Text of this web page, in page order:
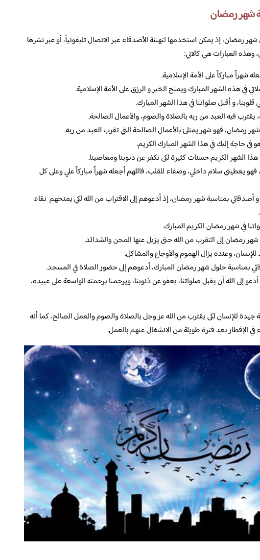
شهر رمضان
رمضان، إذ يمكن استخدمها لتهنئة الأصدقاء عبر الاتصال تليفونياً، أو عبر نشرها
وهذه العبارات هي كالاتي:
شهراً مباركاً على الأمة الإسلامية.
في هذه الشهر المبارك ويمنح الخير و الرزق على الأمة الإسلامية.
قلوبنا، و أقبل صلواتنا في هذا الشهر المبارك.
يقترب فيه العبد من ربه بالصلاة والصوم، والأعمال الصالحة.
رمضان، فهو شهر يمتلئ بالأعمال الصالحة التي تقرب العبد من ربه.
حاجة إليك في هذا الشهر المبارك الكريم.
هذا الشهر الكريم حسنات كثيرة لكى تكفر عن ذنوبنا ومعاصينا.
يعطيني سلام داخلي، وصفاء للقلب، فاللهم أجعله شهراً مباركاً علي وعلى كل
و أصدقائي بمناسبة شهر رمضان، إذ أدعوهم إلى الاقتراب من الله لكي يمنحهم نقاء
في شهر رمضان الكريم المبارك.
شهر رمضان إلى التقرب من الله حتى يزيل عنها المحن والشدائد.
للإنسان، وعنده يزال الهموم والأوجاع والمشاكل.
بمناسبة حلول شهر رمضان المبارك، أدعوهم إلى حضور الصلاة في المسجد.
إلى الله أن يقبل صلواتنا، يعفو عن ذنوبنا، ويرحمنا برحمته الواسعة على عبيده،
للإنسان لكى يقترب من الله عز وجل بالصلاة والصوم والعمل الصالح، كما أنه
في الإفطار بعد فترة طويلة من الانشغال عنهم بالعمل.